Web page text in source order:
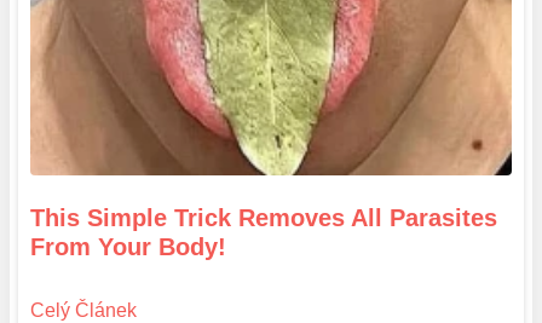
This Simple Trick Removes All Parasites
From Your Body!